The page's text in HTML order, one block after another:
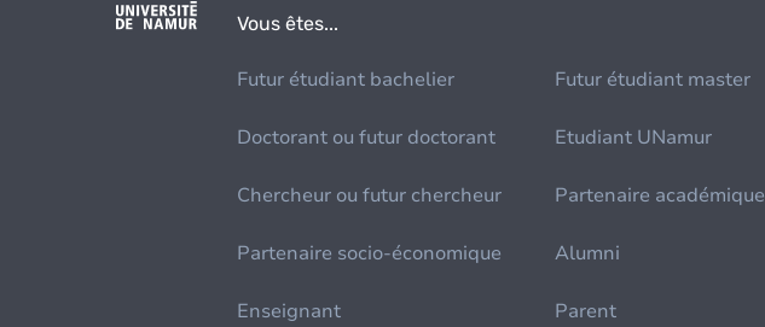
Vous êtes...
Futur étudiant bachelier Futur étudiant master
Doctorant ou futur doctorant Etudiant UNamur
Chercheur ou futur chercheur Partenaire académique
Partenaire socio-économique Alumni
Enseignant Parent